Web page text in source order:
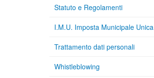
Statuto e Regolamenti
I.M.U. Imposta Municipale Unica
Trattamento dati personali
Whistleblowing